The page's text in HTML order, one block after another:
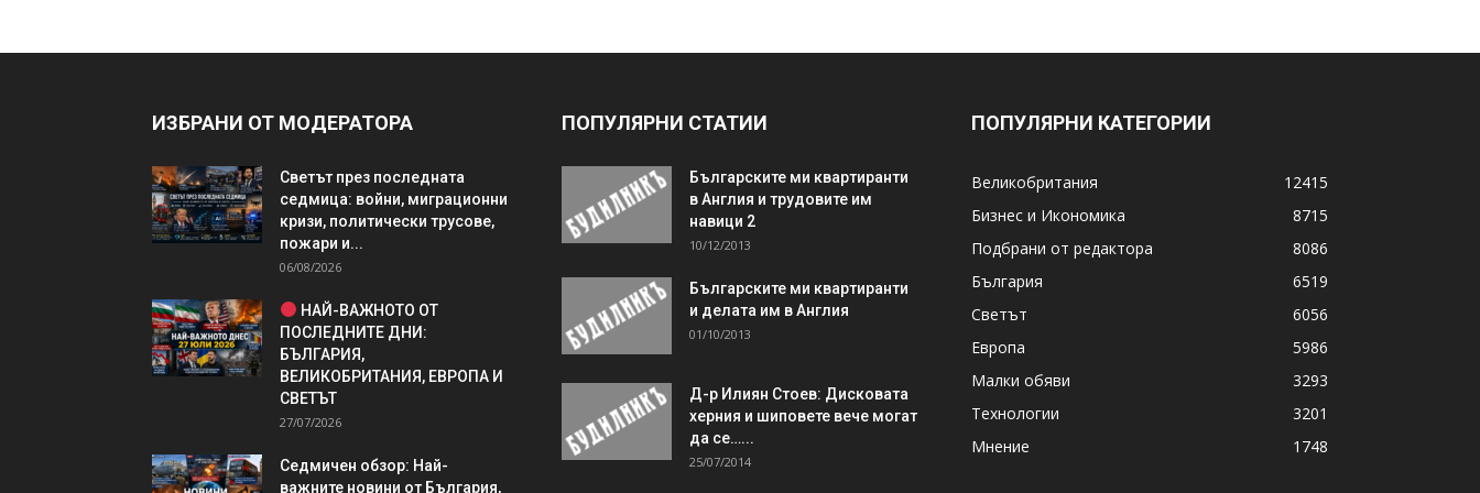
ИЗБРАНИ ОТ МОДЕРАТОРА
Светът през последната
седмица: войни, миграционни
кризи, политически трусове,
пожари и...
06/08/2026
НАЙ-ВАЖНОТО ОТ
ПОСЛЕДНИТЕ ДНИ:
БЪЛГАРИЯ,
ВЕЛИКОБРИТАНИЯ, ЕВРОПА И
СВЕТЪТ
27/07/2026
Седмичен обзор: Най-
важните новини от България,
ПОПУЛЯРНИ СТАТИИ
Българските ми квартиранти
в Англия и трудовите им
навици 2
10/12/2013
Българските ми квартиранти
и делата им в Англия
01/10/2013
Д-р Илиян Стоев: Дисковата
херния и шиповете вече могат
да се…...
25/07/2014
ПОПУЛЯРНИ КАТЕГОРИИ
Великобритания
12415
Бизнес и Икономика
8715
Подбрани от редактора
8086
България
6519
Светът
6056
Европа
5986
Малки обяви
3293
Технологии
3201
Мнение
1748